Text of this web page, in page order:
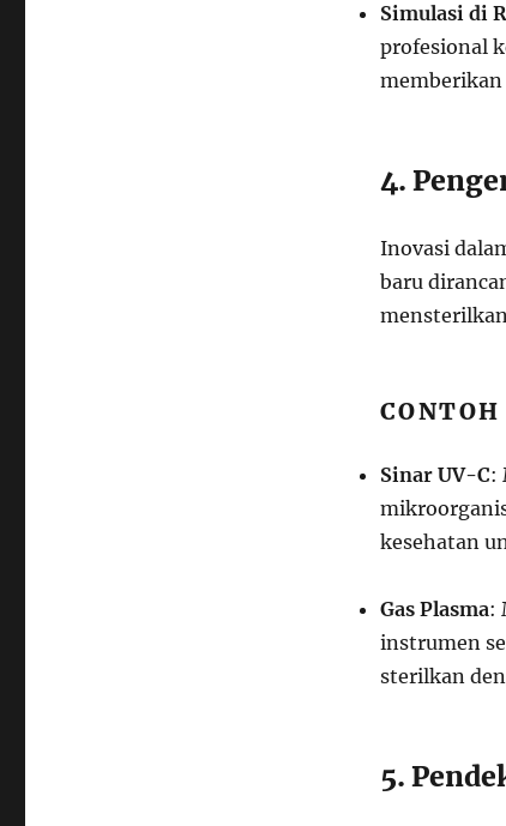
Simulasi di
profesional
memberikan
4.
Inovasi
baru
Sinar UV-C:
kesehatan
Gas Plasma:
instrumen
sterilkan
5.